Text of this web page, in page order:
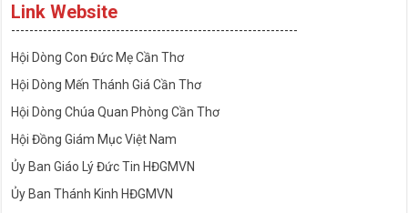
Link Website
---------------------------------------------------------------
Hội Dòng Con Đức Mẹ Cần Thơ
Hội Dòng Mến Thánh Giá Cần Thơ
Hội Dòng Chúa Quan Phòng Cần Thơ
Hội Đồng Giám Mục Việt Nam
Ủy Ban Giáo Lý Đức Tin HĐGMVN
Ủy Ban Thánh Kinh HĐGMVN